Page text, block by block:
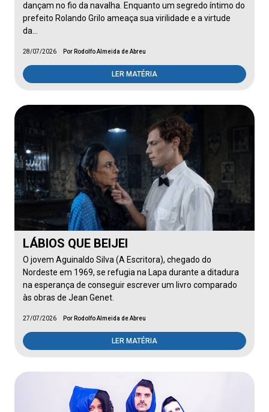
dançam no fio da navalha. Enquanto um segredo íntimo do
prefeito Rolando Grilo ameaça sua virilidade e a virtude
da…
28/07/2026 Por Rodolfo Almeida de Abreu
LER MATÉRIA
LÁBIOS QUE BEIJEI
O jovem Aguinaldo Silva (A Escritora), chegado do
Nordeste em 1969, se refugia na Lapa durante a ditadura
na esperança de conseguir escrever um livro comparado
às obras de Jean Genet.
27/07/2026 Por Rodolfo Almeida de Abreu
LER MATÉRIA